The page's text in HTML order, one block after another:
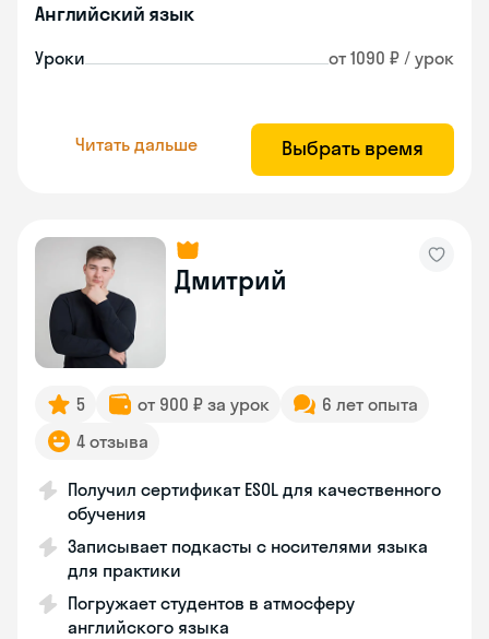
Английский язык
Уроки от 1090 ₽ / урок
Читать дальше Выбрать время
Дмитрий
5 от 900 ₽ за урок
6 лет опыта
4 отзыва
Получил сертификат ESOL для качественного
обучения
Записывает подкасты с носителями языка
для практики
Погружает студентов в атмосферу
английского языка